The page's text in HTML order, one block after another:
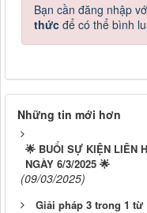
Bạn cần đăng nhập
thức để có thể bình
Những tin mới hơn
🌟 BUỔI SỰ KIỆN LIÊN
NGÀY 6/3/2025 🌟
(09/03/2025)
Giải pháp 3 trong 1 từ